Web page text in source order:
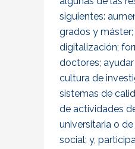
siguientes:
grados y
digitalización;
doctores;
cultura de
sistemas de
de actividades
universitaria o
social; y,